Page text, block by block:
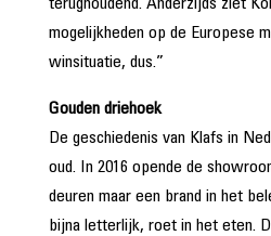
terughoudend. Anderzijds ziet
mogelijkheden op de Europese
winsituatie, dus.”
Gouden driehoek
De geschiedenis van Klafs in
oud. In 2016 opende de
deuren maar een brand in het
bijna letterlijk, roet in het eten.